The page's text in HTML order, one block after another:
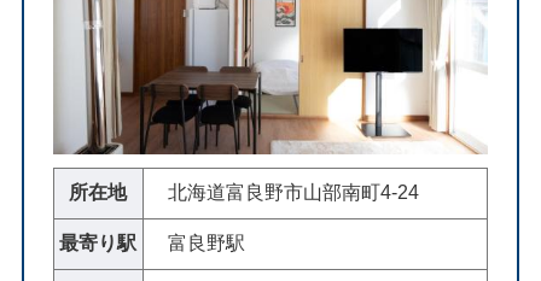
所在地 北海道富良野市山部南町4-24
最寄り駅 富良野駅